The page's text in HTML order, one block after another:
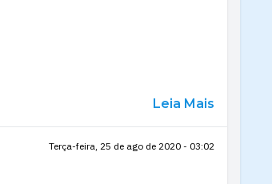
Leia Mais
Terça-feira, 25 de ago de 2020 - 03:02